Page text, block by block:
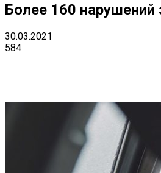
Более 160
30.03.2021
584